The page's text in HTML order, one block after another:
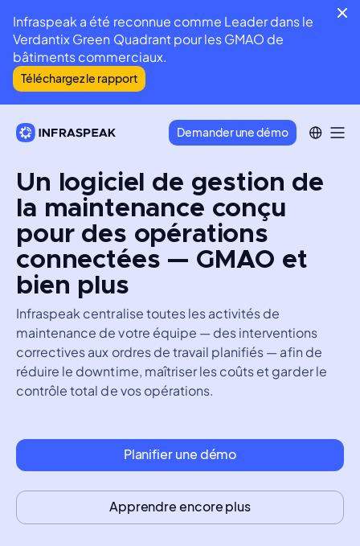
Infraspeak a été reconnue comme Leader dans le
Verdantix Green Quadrant pour les GMAO de
bâtiments commerciaux.
Téléchargez le rapport
Demander une démo
Un logiciel de gestion de
la maintenance conçu
pour des opérations
connectées — GMAO et
bien plus
Infraspeak centralise toutes les activités de
maintenance de votre équipe — des interventions
correctives aux ordres de travail planifiés — afin de
réduire le downtime, maîtriser les coûts et garder le
contrôle total de vos opérations.
Planifier une démo
Apprendre encore plus